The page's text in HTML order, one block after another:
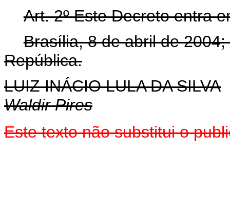
Art. 2º Este Decreto entra
Brasília, 8 de abril de 2004;
República.
LUIZ INÁCIO LULA DA SILVA
Waldir Pires
Este texto não substitui o